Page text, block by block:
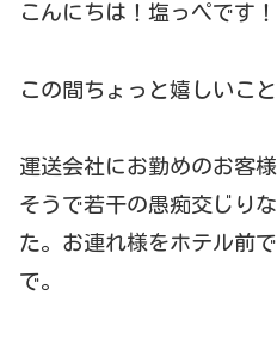
こんにちは！塩っペです！
この間ちょっと嬉しいこ
運送会社にお勤めのお客
そうで若干の愚痴交じり
た。お連れ様をホテル前
で。